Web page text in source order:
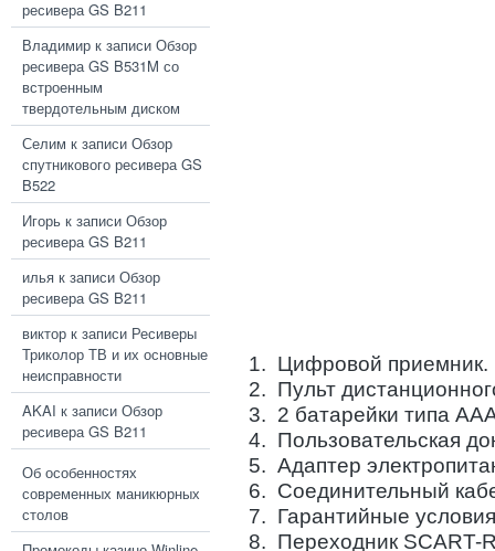
ресивера GS B211
Владимир к записи Обзор
ресивера GS B531M со
встроенным
твердотельным диском
Селим к записи Обзор
спутникового ресивера GS
B522
Игорь к записи Обзор
ресивера GS B211
илья к записи Обзор
ресивера GS B211
виктор к записи Ресиверы
Триколор ТВ и их основные
неисправности
AKAI к записи Обзор
ресивера GS B211
Об особенностях
современных маникюрных
столов
1. Цифровой приемник.
2. Пульт
3. 2 батарейки типа
4. Пользовательская
5. Адаптер
6. Соединительный
7. Гарантийные
8. Переходник SCART-